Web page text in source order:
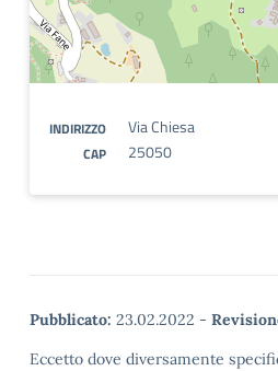
INDIRIZZO Via Chiesa
CAP 25050
Pubblicato: 23.02.2022 -
Eccetto dove diversamente